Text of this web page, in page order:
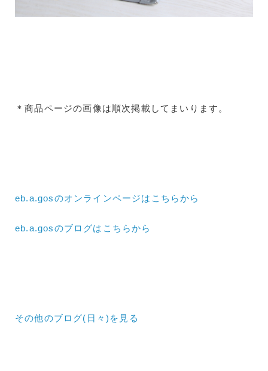
＊商品ページの画像は順次掲載してまいります。
eb.a.gosのオンラインページはこちらから
eb.a.gosのブログはこちらから
その他のブログ(日々) を見る